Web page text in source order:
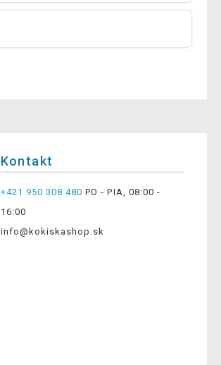
Kontakt
+421 950 308 480 PO - PIA, 08:00 -
16:00
info@kokiskashop.sk